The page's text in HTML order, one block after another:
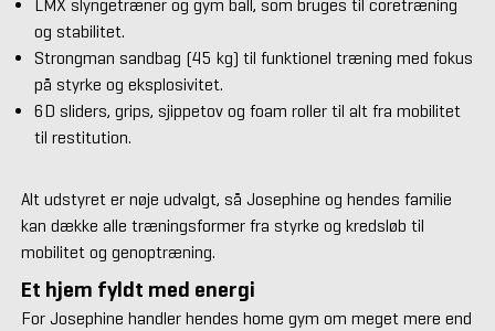
LMX slyngetræner og gym ball, som bruges til coretræning
og stabilitet.
Strongman sandbag (45 kg) til funktionel træning med fokus
på styrke og eksplosivitet.
6D sliders, grips, sjippetov og foam roller til alt fra mobilitet
til restitution.
Alt udstyret er nøje udvalgt, så Josephine og hendes familie
kan dække alle træningsformer fra styrke og kredsløb til
mobilitet og genoptræning.
Et hjem fyldt med energi
For Josephine handler hendes home gym om meget mere end